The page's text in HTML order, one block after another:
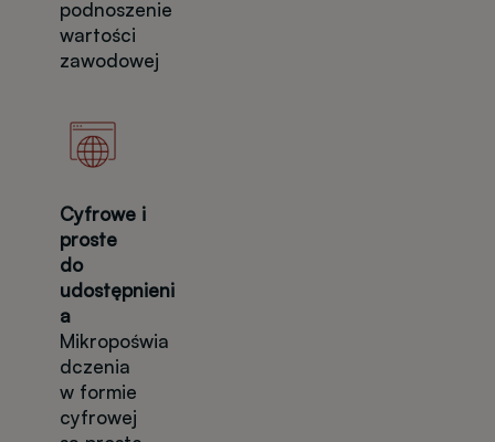
podnoszenie
wartości
zawodowej
Cyfrowe i
proste
do
udostępnieni
a
Mikropoświa
dczenia
w formie
cyfrowej